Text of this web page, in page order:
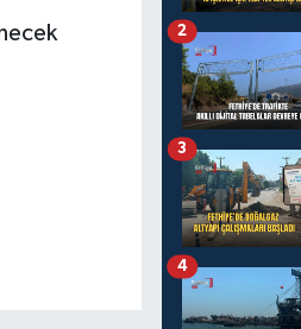
2
3
4